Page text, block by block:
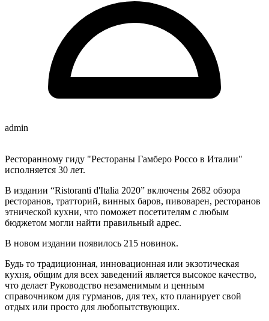
admin
Ресторанному гиду "Рестораны Гамберо Россо в Италии"
исполняется 30 лет.
В издании “Ristoranti d'Italia 2020” включены 2682 обзора
ресторанов, тратторий, винных баров, пивоварен, ресторанов
этнической кухни, что поможет посетителям с любым
бюджетом могли найти правильный адрес.
В новом издании появилось 215 новинок.
Будь то традиционная, инновационная или экзотическая
кухня, общим для всех заведений является высокое качество,
что делает Руководство незаменимым и ценным
справочником для гурманов, для тех, кто планирует свой
отдых или просто для любопытствующих.